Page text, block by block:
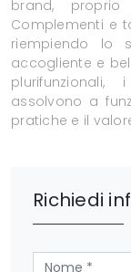
brand,
Complementi e
riempiendo lo
accogliente e
assolvono a
pratiche e il
Richiedi